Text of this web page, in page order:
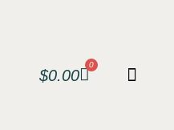
$0.00
0